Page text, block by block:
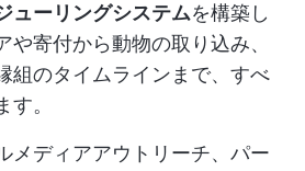
ューリングシステムを構築し
や寄付から動物の取り込み、
組のタイムラインまで、すべ
。
メディアアウトリーチ、パー